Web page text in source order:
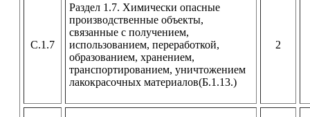
С.1.7
Раздел 1.7. Химически опасные
производственные объекты,
связанные с получением,
использованием, переработкой,
образованием, хранением,
транспортированием, уничтожением
лакокрасочных материалов(Б.1.13.)
2